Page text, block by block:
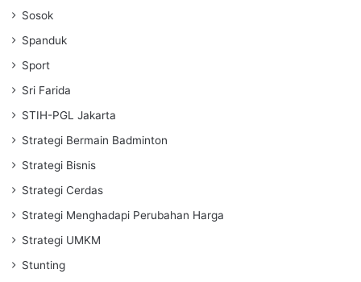
Sosok
Spanduk
Sport
Sri Farida
STIH-PGL Jakarta
Strategi Bermain Badminton
Strategi Bisnis
Strategi Cerdas
Strategi Menghadapi Perubahan Harga
Strategi UMKM
Stunting